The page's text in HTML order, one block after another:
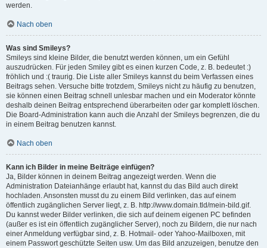
werden.
Nach oben
Was sind Smileys?
Smileys sind kleine Bilder, die benutzt werden können, um ein Gefühl
auszudrücken. Für jeden Smiley gibt es einen kurzen Code, z. B. bedeutet :)
fröhlich und :( traurig. Die Liste aller Smileys kannst du beim Verfassen eines
Beitrags sehen. Versuche bitte trotzdem, Smileys nicht zu häufig zu benutzen,
sie können einen Beitrag schnell unlesbar machen und ein Moderator könnte
deshalb deinen Beitrag entsprechend überarbeiten oder gar komplett löschen.
Die Board-Administration kann auch die Anzahl der Smileys begrenzen, die du
in einem Beitrag benutzen kannst.
Nach oben
Kann ich Bilder in meine Beiträge einfügen?
Ja, Bilder können in deinem Beitrag angezeigt werden. Wenn die
Administration Dateianhänge erlaubt hat, kannst du das Bild auch direkt
hochladen. Ansonsten musst du zu einem Bild verlinken, das auf einem
öffentlich zugänglichen Server liegt, z. B. http://www.domain.tld/mein-bild.gif.
Du kannst weder Bilder verlinken, die sich auf deinem eigenen PC befinden
(außer es ist ein öffentlich zugänglicher Server), noch zu Bildern, die nur nach
einer Anmeldung verfügbar sind, z. B. Hotmail- oder Yahoo-Mailboxen, mit
einem Passwort geschützte Seiten usw. Um das Bild anzuzeigen, benutze den